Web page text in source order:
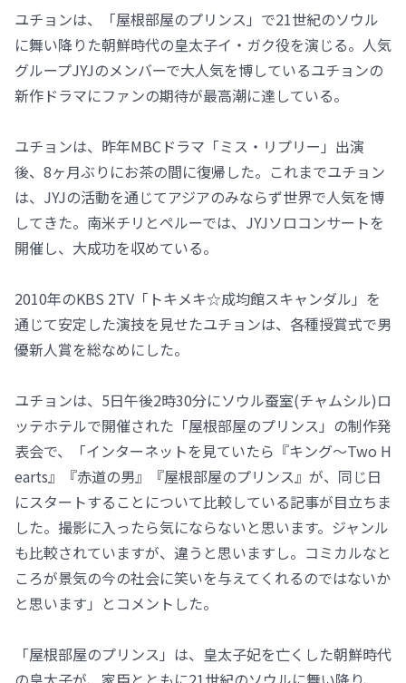
ユチョンは、「屋根部屋のプリンス」で21世紀のソウル
に舞い降りた朝鮮時代の皇太子イ・ガク役を演じる。人気
グループJYJのメンバーで大人気を博しているユチョンの
新作ドラマにファンの期待が最高潮に達している。
ユチョンは、昨年MBCドラマ「ミス・リプリー」出演
後、8ヶ月ぶりにお茶の間に復帰した。これまでユチョン
は、JYJの活動を通じてアジアのみならず世界で人気を博
してきた。南米チリとペルーでは、JYJソロコンサートを
開催し、大成功を収めている。
2010年のKBS 2TV「トキメキ☆成均館スキャンダル」を
通じて安定した演技を見せたユチョンは、各種授賞式で男
優新人賞を総なめにした。
ユチョンは、5日午後2時30分にソウル蚕室(チャムシル)ロ
ッテホテルで開催された「屋根部屋のプリンス」の制作発
表会で、「インターネットを見ていたら『キング～Two H
earts』『赤道の男』『屋根部屋のプリンス』が、同じ日
にスタートすることについて比較している記事が目立ちま
した。撮影に入ったら気にならないと思います。ジャンル
も比較されていますが、違うと思いますし。コミカルなと
ころが景気の今の社会に笑いを与えてくれるのではないか
と思います」とコメントした。
「屋根部屋のプリンス」は、皇太子妃を亡くした朝鮮時代